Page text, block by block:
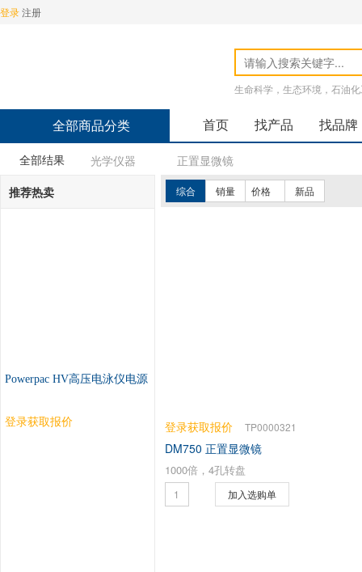
登录注册
生命科学，生态环境，石油
全部商品分类 首页 找产品 找品牌
全部结果 光学仪器
正置显微镜
推荐热卖
Powerpac HV高压电泳仪电源
登录获取报价
综合 销量 价格 新品
登录获取报价 TP0000321
DM750 正置显微镜
1000倍，4孔转盘
加入选购单